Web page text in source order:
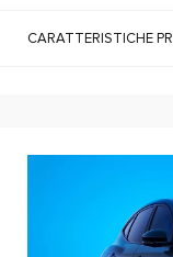
CARATTERISTICHE